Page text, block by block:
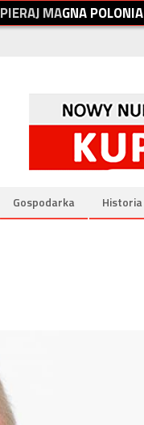
PIERAJMAGNAPOLONIA
Gospodarka Historia